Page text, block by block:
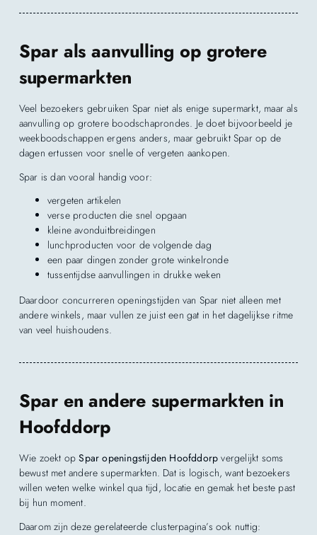
Spar als aanvulling op grotere
supermarkten
Veel bezoekers gebruiken Spar niet als enige supermarkt, maar als
aanvulling op grotere boodschaprondes. Je doet bijvoorbeeld je
weekboodschappen ergens anders, maar gebruikt Spar op de
dagen ertussen voor snelle of vergeten aankopen.
Spar is dan vooral handig voor:
vergeten artikelen
verse producten die snel opgaan
kleine avonduitbreidingen
lunchproducten voor de volgende dag
een paar dingen zonder grote winkelronde
tussentijdse aanvullingen in drukke weken
Daardoor concurreren openingstijden van Spar niet alleen met
andere winkels, maar vullen ze juist een gat in het dagelijkse ritme
van veel huishoudens.
Spar en andere supermarkten in
Hoofddorp
Wie zoekt opSpar openingstijden Hoofddorp vergelijkt soms
bewust met andere supermarkten. Dat is logisch, want bezoekers
willen weten welke winkel qua tijd, locatie en gemak het beste past
bij hun moment.
Daarom zijn deze gerelateerde clusterpagina’s ook nuttig: